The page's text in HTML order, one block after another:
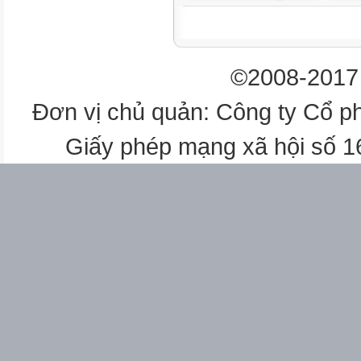
Đọc: Thả diều
Tranh,
©2008-
Đơn vị chủ quản: Công ty Cổ
Giấy phép mạng xã hội số